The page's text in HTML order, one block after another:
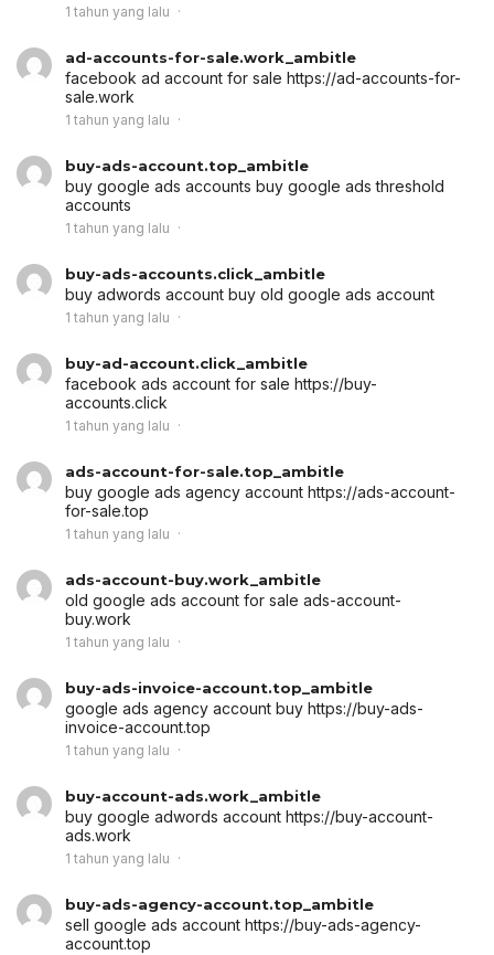
1 tahun yang lalu
ad-accounts-for-sale.work_ambitle
facebook ad account for sale https://ad-accounts-for-
sale.work
1 tahun yang lalu
buy-ads-account.top_ambitle
buy google ads accounts buy google ads threshold
accounts
1 tahun yang lalu
buy-ads-accounts.click_ambitle
buy adwords account buy old google ads account
1 tahun yang lalu
buy-ad-account.click_ambitle
facebook ads account for sale https://buy-
accounts.click
1 tahun yang lalu
ads-account-for-sale.top_ambitle
buy google ads agency account https://ads-account-
for-sale.top
1 tahun yang lalu
ads-account-buy.work_ambitle
old google ads account for sale ads-account-
buy.work
1 tahun yang lalu
buy-ads-invoice-account.top_ambitle
google ads agency account buy https://buy-ads-
invoice-account.top
1 tahun yang lalu
buy-account-ads.work_ambitle
buy google adwords account https://buy-account-
ads.work
1 tahun yang lalu
buy-ads-agency-account.top_ambitle
sell google ads account https://buy-ads-agency-
account.top